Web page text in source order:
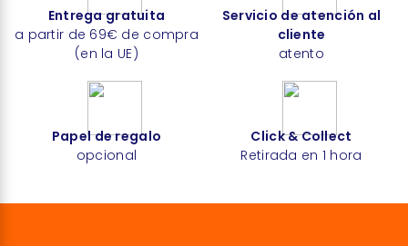
Entrega gratuita
a partir de 69€ de compra
(en la UE)
Servicio de atención al
cliente
atento
Papel de regalo
opcional
Click & Collect
Retirada en 1 hora